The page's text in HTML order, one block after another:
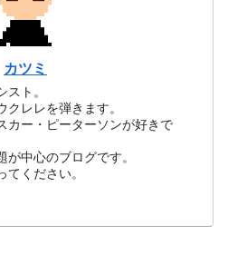
カツミ
ト。
レレを弾きます。
カー・ピーターソンが好きで
中心のブログです。
ください。